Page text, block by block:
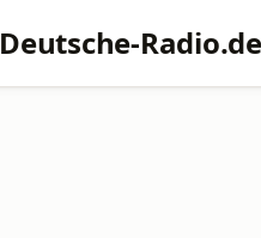
Deutsche-Radio.de